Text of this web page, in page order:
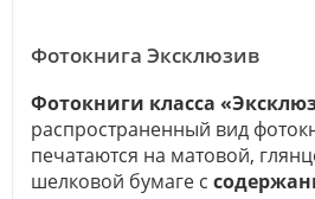
Фотокнига Эксклюзив
Фотокниги класса
распространенный вид
печатаются на матовой,
шелковой бумаге с